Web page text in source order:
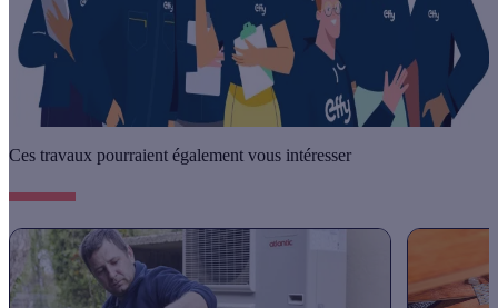
Ces travaux pourraient également vous intéresser